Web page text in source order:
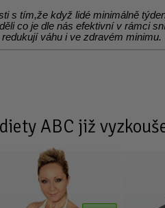
s tím,že když lidé minimálně
co je dle nás efektivní v rámci
váhu i ve zdravém minimu.
ABC již